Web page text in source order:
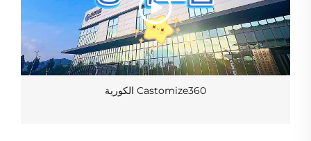
Castomize360 الكورية